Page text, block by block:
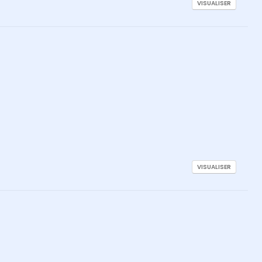
VISUALISER
VISUALISER